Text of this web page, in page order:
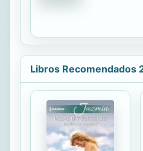
adquirieron
publicados
de la
más o
monografía
humanistas
de los
hicieron del
Edad Media.
Arias
comparten
biblistas
Libros Recomendados